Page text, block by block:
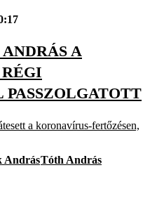
A
PASSZOLGATOTT
a koronavírus-fertőzésen,
AndrásTóth András